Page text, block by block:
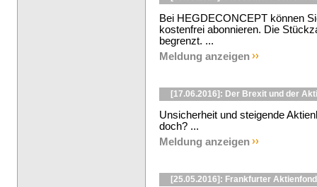
Bei HEGDECONCEPT können
kostenfrei abonnieren. Die
begrenzt. ...
Meldung anzeigen
[17.06.2016]: Der Brexit und der
Unsicherheit und steigende
doch? ...
Meldung anzeigen
[25.05.2016]: Frankfurter